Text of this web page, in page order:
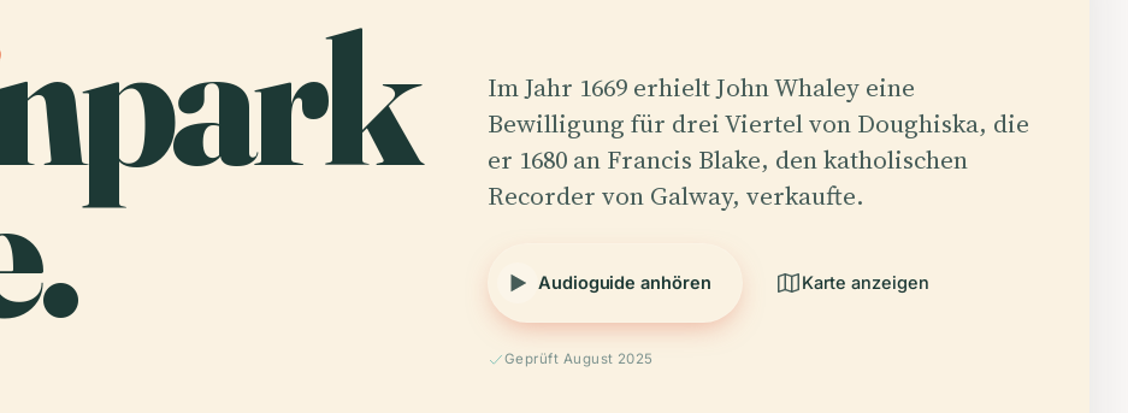
Im Jahr 1669 erhielt John Whaley eine
Bewilligung für drei Viertel von Doughiska, die
er 1680 an Francis Blake, den katholischen
Recorder von Galway, verkaufte.
Audioguide anhören Karte anzeigen
Geprüft August 2025